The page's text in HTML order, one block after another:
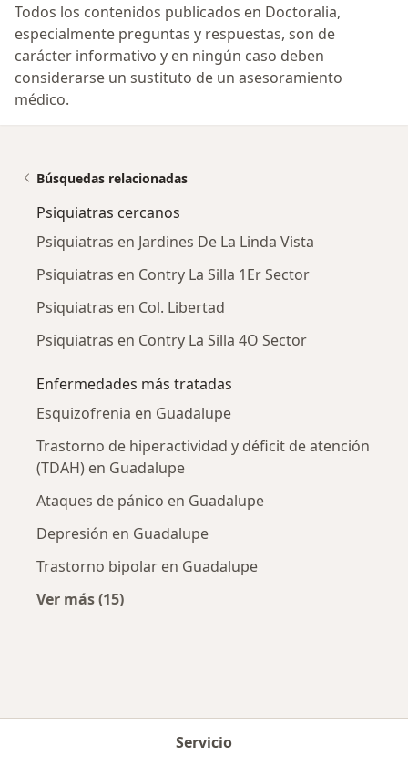
Todos los contenidos publicados en Doctoralia,
especialmente preguntas y respuestas, son de
carácter informativo y en ningún caso deben
considerarse un sustituto de un asesoramiento
médico.
Búsquedas relacionadas
Psiquiatras cercanos
Psiquiatras en Jardines De La Linda Vista
Psiquiatras en Contry La Silla 1Er Sector
Psiquiatras en Col. Libertad
Psiquiatras en Contry La Silla 4O Sector
Enfermedades más tratadas
Esquizofrenia en Guadalupe
Trastorno de hiperactividad y déficit de atención
(TDAH) en Guadalupe
Ataques de pánico en Guadalupe
Depresión en Guadalupe
Trastorno bipolar en Guadalupe
Ver más (15)
Servicio